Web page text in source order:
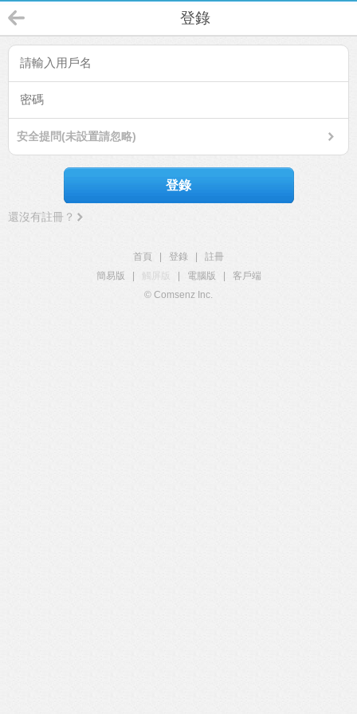
登錄
安全提問(未設置請忽略)
登錄
還沒有註冊？
首頁 登錄
註冊
簡易版
觸屏版 電腦版
客戶端
© Comsenz Inc.